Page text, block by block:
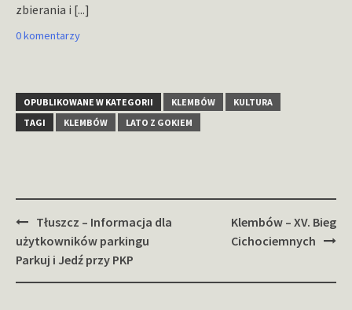
zbierania i [...]
0 komentarzy
OPUBLIKOWANE W KATEGORII KLEMBÓW
KULTURA
TAGI
KLEMBÓW LATO Z GOKIEM
Zobacz
wpisy
Tłuszcz – Informacja dla
użytkowników parkingu
Parkuj i Jedź przy PKP
Klembów – XV. Bieg
Cichociemnych